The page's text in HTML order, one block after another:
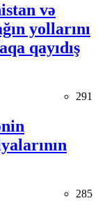
və
yollarını
qayıdış
291
285